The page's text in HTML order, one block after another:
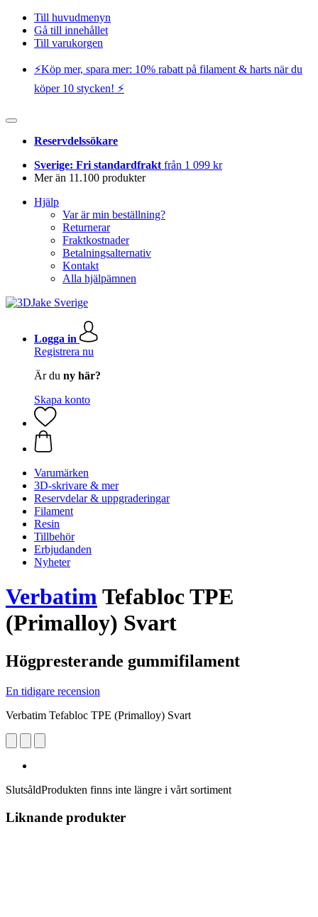
Till huvudmenyn
Gå till innehållet
Till varukorgen
⚡️Köp mer, spara mer: 10% rabatt på filament & harts när du
köper 10 stycken! ⚡️
Reservdelssökare
Sverige: Fri standardfrakt från 1 099 kr
Mer än 11.100 produkter
Hjälp
Var är min beställning?
Returnerar
Fraktkostnader
Betalningsalternativ
Kontakt
Alla hjälpämnen
Logga in
Registrera nu
Är du ny här?
Skapa konto
Varumärken
3D-skrivare & mer
Reservdelar & uppgraderingar
Filament
Resin
Tillbehör
Erbjudanden
Nyheter
VerbatimTefabloc TPE
(Primalloy) Svart
Högpresterande gummifilament
En tidigare recension
Verbatim Tefabloc TPE (Primalloy) Svart
SlutsåldProdukten finns inte längre i vårt sortiment
Liknande produkter